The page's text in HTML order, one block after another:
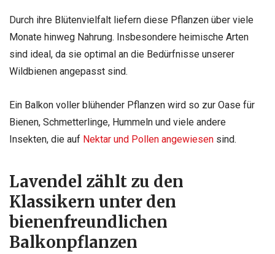
Durch ihre Blütenvielfalt liefern diese Pflanzen über viele
Monate hinweg Nahrung. Insbesondere heimische Arten
sind ideal, da sie optimal an die Bedürfnisse unserer
Wildbienen angepasst sind.
Ein Balkon voller blühender Pflanzen wird so zur Oase für
Bienen, Schmetterlinge, Hummeln und viele andere
Insekten, die auf Nektar und Pollen angewiesen sind.
Lavendel zählt zu den
Klassikern unter den
bienenfreundlichen
Balkonpflanzen